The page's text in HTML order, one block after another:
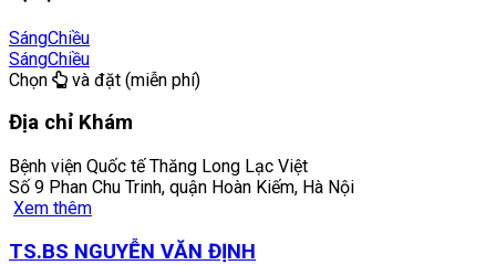
SángChiều
SángChiều
Chọn
và đặt (miễn phí)
Địa chỉ Khám
Bệnh viện Quốc tế Thăng Long Lạc Việt
Số 9 Phan Chu Trinh, quận Hoàn Kiếm, Hà Nội
Xem thêm
TS.BS NGUYỄN VĂN ĐỊNH